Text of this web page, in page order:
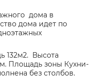
дома в
дома идет по
132м2. Высота
Площадь зоны Кухни-
без столбов.